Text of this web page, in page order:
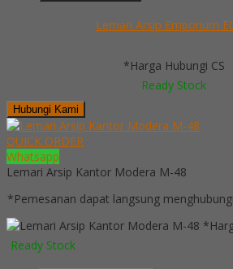
Lemari Arsip Emporium
*Harga Hubungi CS
Ready Stock
Hubungi Kami
QUICK ORDER
Whatsapp
Lemari Arsip Kantor Modera M-48
*Pemesanan dapat langsung
Ready Stock